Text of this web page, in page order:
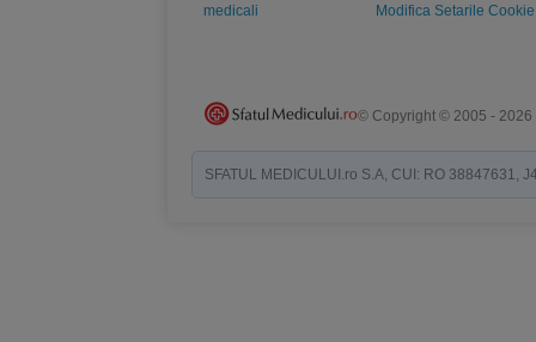
medicali
Modifica Setarile Cookie
© Copyright © 2005 - 2026
SFATUL MEDICULUI.ro S.A, CUI: RO 38847631,